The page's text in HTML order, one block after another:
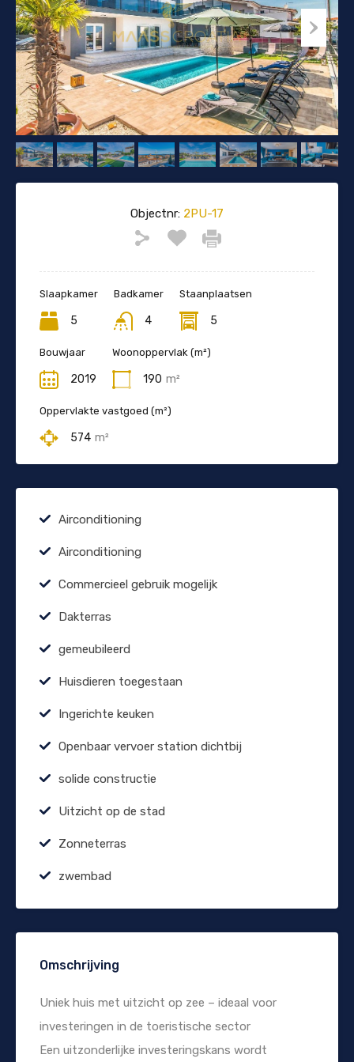
Objectnr: 2PU-17
Slaapkamer
5
Badkamer
4
Staanplaatsen
5
Bouwjaar
2019
Woonoppervlak (m²)
190 m²
Oppervlakte vastgoed (m²)
574 m²
Airconditioning
Airconditioning
Commercieel gebruik mogelijk
Dakterras
gemeubileerd
Huisdieren toegestaan
Ingerichte keuken
Openbaar vervoer station dichtbij
solide constructie
Uitzicht op de stad
Zonneterras
zwembad
Omschrijving
Uniek huis met uitzicht op zee – ideaal voor
investeringen in de toeristische sector
Een uitzonderlijke investeringskans wordt